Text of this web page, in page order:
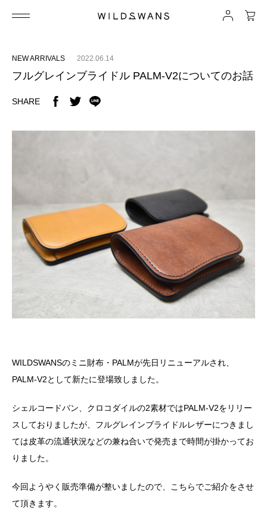
NEW ARRIVALS 2022.06.14
フルグレインブライドル PALM-V2についてのお話
SHARE
WILDSWANSのミニ財布・PALMが先日リニューアルされ、
PALM-V2として新たに登場致しました。
シェルコードバン、クロコダイルの2素材ではPALM-V2をリリー
スしておりましたが、フルグレインブライドルレザーにつきまし
ては皮革の流通状況などの兼ね合いで発売まで時間が掛かってお
りました。
今回ようやく販売準備が整いましたので、こちらでご紹介をさせ
て頂きます。